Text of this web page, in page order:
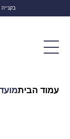
בקנייה מעל 200₪ משלוח
עמוד הבית